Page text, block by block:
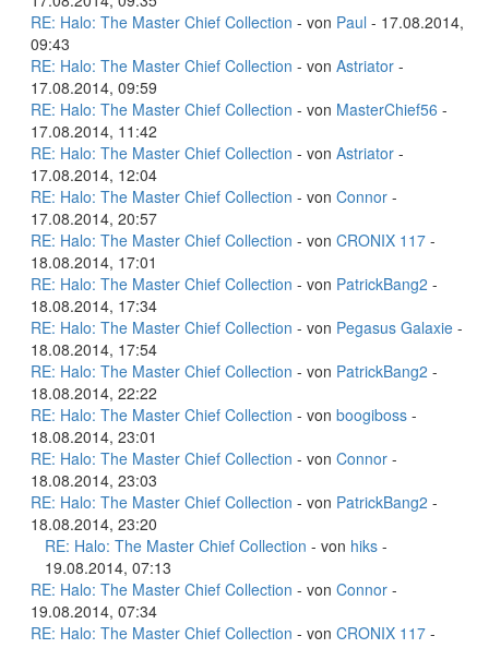
RE: Halo: The Master Chief Collection - von Paul - 17.08.2014,
09:43
RE: Halo: The Master Chief Collection - von Astriator -
17.08.2014, 09:59
RE: Halo: The Master Chief Collection - von MasterChief56 -
17.08.2014, 11:42
RE: Halo: The Master Chief Collection - von Astriator -
17.08.2014, 12:04
RE: Halo: The Master Chief Collection - von Connor -
17.08.2014, 20:57
RE: Halo: The Master Chief Collection - von CRONIX 117 -
18.08.2014, 17:01
RE: Halo: The Master Chief Collection - von PatrickBang2 -
18.08.2014, 17:34
RE: Halo: The Master Chief Collection - von Pegasus Galaxie -
18.08.2014, 17:54
RE: Halo: The Master Chief Collection - von PatrickBang2 -
18.08.2014, 22:22
RE: Halo: The Master Chief Collection - von boogiboss -
18.08.2014, 23:01
RE: Halo: The Master Chief Collection - von Connor -
18.08.2014, 23:03
RE: Halo: The Master Chief Collection - von PatrickBang2 -
18.08.2014, 23:20
RE: Halo: The Master Chief Collection - von hiks -
19.08.2014, 07:13
RE: Halo: The Master Chief Collection - von Connor -
19.08.2014, 07:34
RE: Halo: The Master Chief Collection - von CRONIX 117 -